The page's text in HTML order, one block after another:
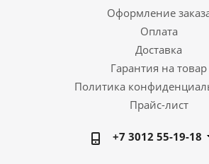
Оформление
Оплата
Доставка
Гарантия на товар
Политика
Прайс-лист
+7 3012 55-19-18